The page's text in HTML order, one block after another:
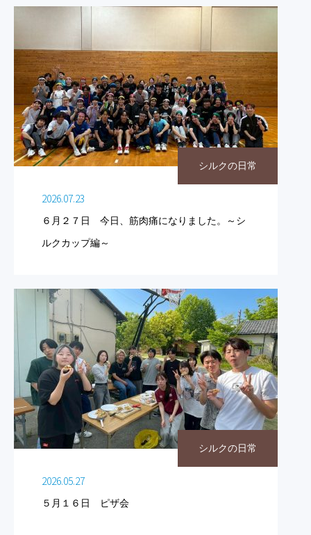
シルクの日常
2026.07.23
６月２７日 今日、筋肉痛になりました。～シ
ルクカップ編～
シルクの日常
2026.05.27
５月１６日 ピザ会